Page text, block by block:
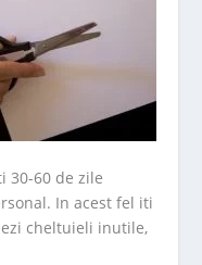
30-60 de zile
In acest fel iti
cheltuieli inutile,